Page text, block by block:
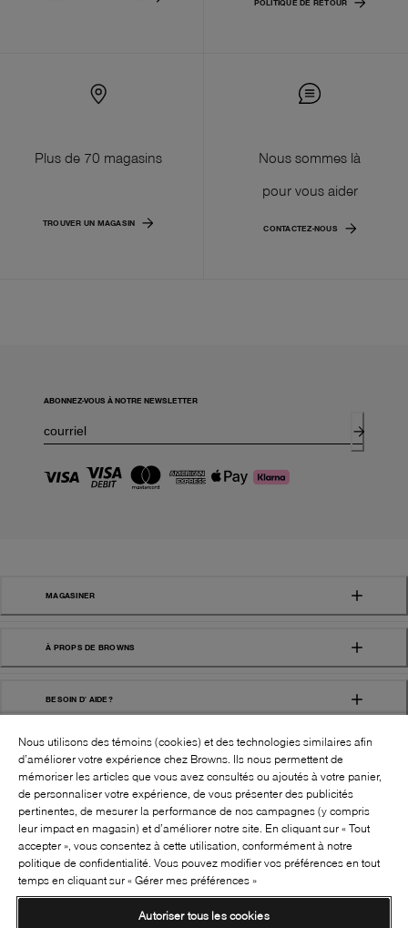
POLITIQUE DE RETOUR
Plus de 70 magasins
TROUVER UN MAGASIN
Nous sommes là
pour vous aider
CONTACTEZ-NOUS
ABONNEZ-VOUS À NOTRE NEWSLETTER
MAGASINER
À PROPS DE BROWNS
BESOIN D' AIDE?
BROWNS SHOES INC. TOUS DROITS
RÉSERVÉS
SUIVEZ-NOUS!:
Nous utilisons des témoins (cookies) et des technologies similaires afin
d’améliorer votre expérience chez Browns. Ils nous permettent de
mémoriser les articles que vous avez consultés ou ajoutés à votre panier,
de personnaliser votre expérience, de vous présenter des publicités
pertinentes, de mesurer la performance de nos campagnes (y compris
leur impact en magasin) et d’améliorer notre site. En cliquant sur « Tout
accepter », vous consentez à cette utilisation, conformément à notre
politique de confidentialité. Vous pouvez modifier vos préférences en tout
temps en cliquant sur « Gérer mes préférences »
Autoriser tous les cookies